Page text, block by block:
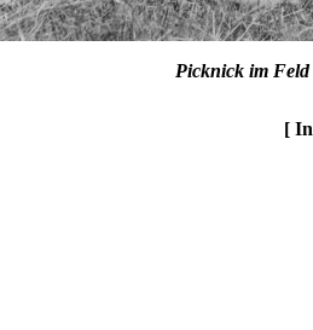
Picknick im
[